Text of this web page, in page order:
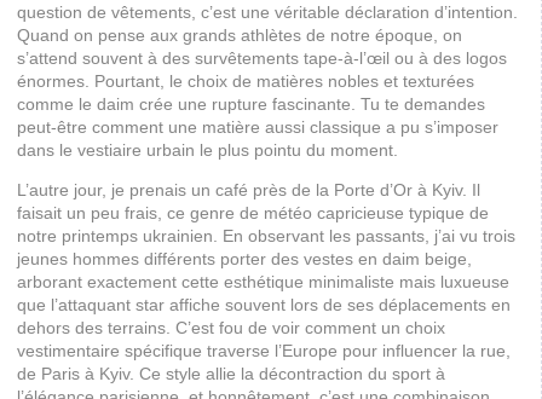
question de vêtements, c’est une véritable déclaration d’intention.
Quand on pense aux grands athlètes de notre époque, on
s’attend souvent à des survêtements tape-à-l’œil ou à des logos
énormes. Pourtant, le choix de matières nobles et texturées
comme le daim crée une rupture fascinante. Tu te demandes
peut-être comment une matière aussi classique a pu s’imposer
dans le vestiaire urbain le plus pointu du moment.
L’autre jour, je prenais un café près de la Porte d’Or à Kyiv. Il
faisait un peu frais, ce genre de météo capricieuse typique de
notre printemps ukrainien. En observant les passants, j’ai vu trois
jeunes hommes différents porter des vestes en daim beige,
arborant exactement cette esthétique minimaliste mais luxueuse
que l’attaquant star affiche souvent lors de ses déplacements en
dehors des terrains. C’est fou de voir comment un choix
vestimentaire spécifique traverse l’Europe pour influencer la rue,
de Paris à Kyiv. Ce style allie la décontraction du sport à